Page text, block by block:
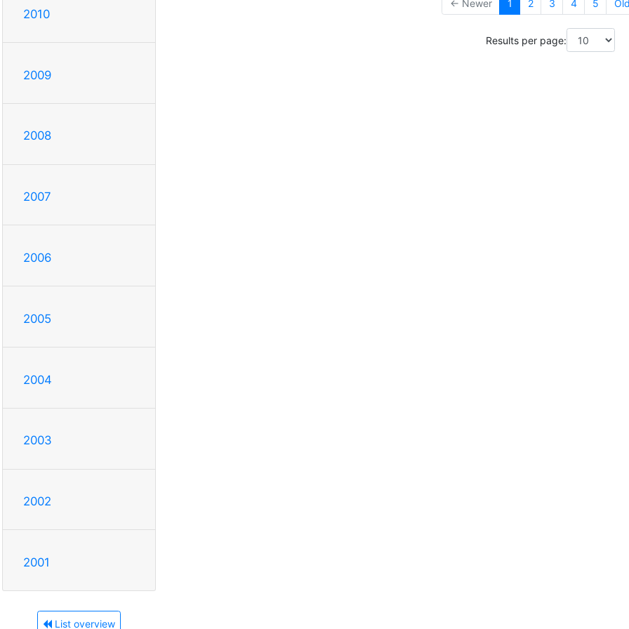
2010
2009
2008
2007
2006
2005
2004
2003
2002
2001
List overview
← Newer 1 2 3 4 5
Results per page: